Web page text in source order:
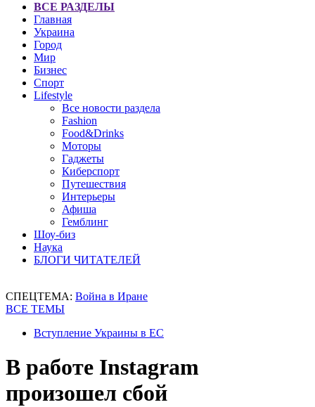
ВСЕ РАЗДЕЛЫ
Главная
Украина
Город
Мир
Бизнес
Спорт
Lifestyle
Все новости раздела
Fashion
Food&Drinks
Моторы
Гаджеты
Киберспорт
Путешествия
Интерьеры
Афиша
Гемблинг
Шоу-биз
Наука
БЛОГИ ЧИТАТЕЛЕЙ
СПЕЦТЕМА: Война в Иране
ВСЕ ТЕМЫ
Вступление Украины в ЕС
В работе Instagram
произошел сбой